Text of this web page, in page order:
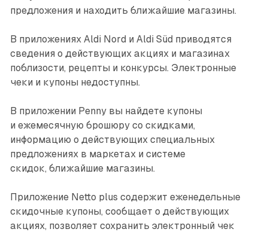
предложения и находить ближайшие магазины.
В приложениях Aldi Nord и Aldi Süd приводятся
сведения о действующих акциях и магазинах
поблизости, рецепты и конкурсы. Электронные
чеки и купоны недоступны.
В приложении Penny вы найдете купоны
и ежемесячную брошюру со скидками,
информацию о действующих специальных
предложениях в маркетах и системе
скидок, ближайшие магазины.
Приложение Netto plus содержит еженедельные
скидочные купоны, сообщает о действующих
акциях, позволяет сохранить электронный чек